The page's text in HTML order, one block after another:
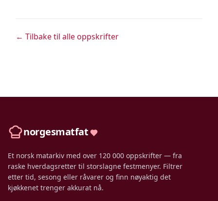
← Tilbake til alle oppskrifter
norgesmatfat
Et norsk matarkiv med over 120 000 oppskrifter — fra
raske hverdagsretter til storslagne festmenyer. Filtrer
etter tid, sesong eller råvarer og finn nøyaktig det
kjøkkenet trenger akkurat nå.